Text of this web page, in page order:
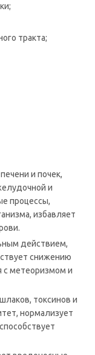
тракта;
и почек,
и
процессы,
избавляет
действием,
снижению
с метеоризмом и
токсинов и
нормализует